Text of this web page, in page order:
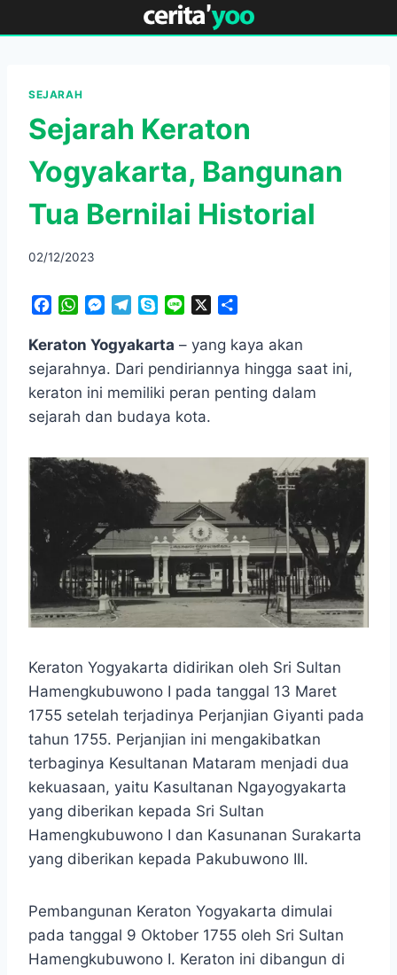
to
SEJARAH
Sejarah Keraton
Yogyakarta, Bangunan
Tua Bernilai Historial
02/12/2023
c
e
o
o
W
a
t
A
p
M
s
s
n
g
r
l
e
r
a
y
p
e
n
e
a
r
e
Keraton Yogyakarta – yang kaya akan
sejarahnya. Dari pendiriannya hingga saat ini,
keraton ini memiliki peran penting dalam
sejarah dan budaya kota.
Keraton Yogyakarta didirikan oleh Sri Sultan
Hamengkubuwono I pada tanggal 13 Maret
1755 setelah terjadinya Perjanjian Giyanti pada
tahun 1755. Perjanjian ini mengakibatkan
terbaginya Kesultanan Mataram menjadi dua
kekuasaan, yaitu Kasultanan Ngayogyakarta
yang diberikan kepada Sri Sultan
Hamengkubuwono I dan Kasunanan Surakarta
yang diberikan kepada Pakubuwono III.
Pembangunan Keraton Yogyakarta dimulai
pada tanggal 9 Oktober 1755 oleh Sri Sultan
Hamengkubuwono I. Keraton ini dibangun di